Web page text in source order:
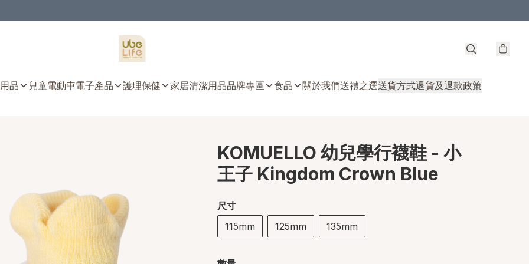
品 兒童電動車電子產品 護理保健 家居清潔用品品牌專區 食品 關於我們送禮之選送貨方式退貨及退款政策
KOMUELLO 幼兒學行襪鞋 - 小
王子 Kingdom Crown Blue
尺寸
115mm
125mm 135mm